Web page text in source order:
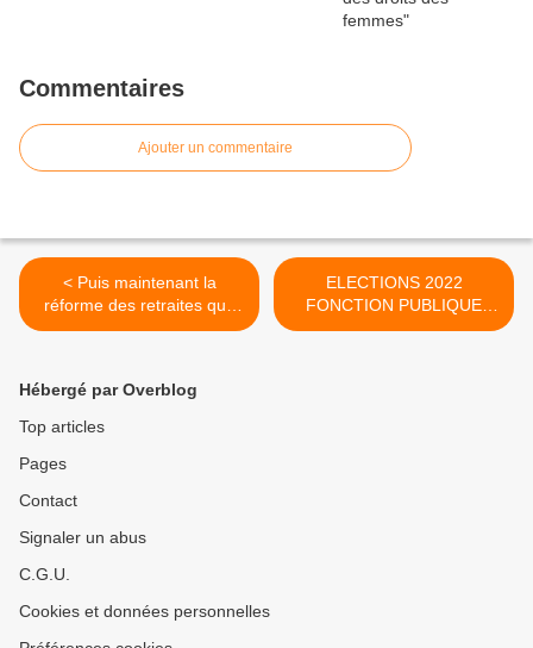
Commentaires
Ajouter un commentaire
< Puis maintenant la
réforme des retraites que
seul...
ELECTIONS 2022
FONCTION PUBLIQUE
EDUCATION NATIONALE
Hébergé par Overblog
Top articles
Pages
Contact
Signaler un abus
C.G.U.
Cookies et données personnelles